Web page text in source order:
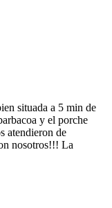
situada a 5 min de
y el porche
atendieron de
nosotros!!! La